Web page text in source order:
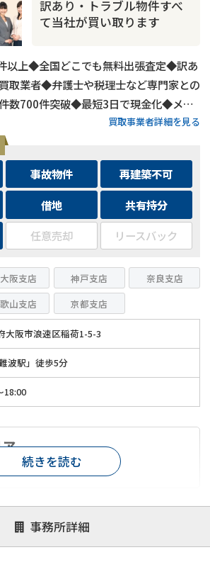
訳あり・トラブル物件すべ
て当社が買い取ります
以上◆全国どこでも無料出張査定◆訳あ
取業者◆弁護士や税理士など専門家との
数700件突破◆最短3日で現金化◆メー
買取事業者詳細を見る
事故物件
再建築不可
借地
共有持分
任意売却 リースバック
阪支店 神戸支店
奈良支店
山支店 京都支店
大阪市浪速区稲荷1-5-3
波駅」徒歩5分
18:00
事務所詳細
オンライン面談可能
レスポンスが早い
1億円以上の買取可
続きを読む